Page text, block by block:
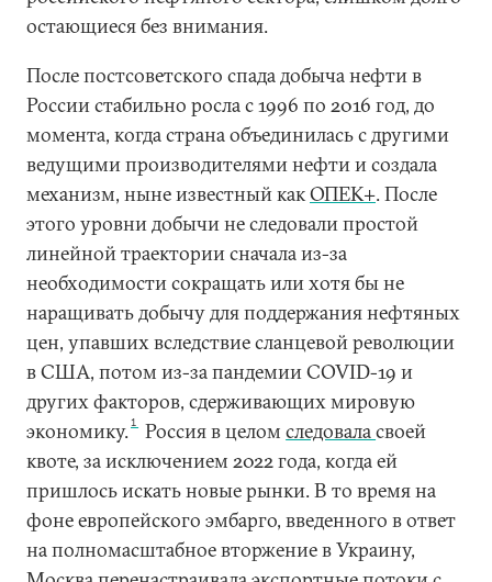
остающиеся без внимания.
После постсоветского спада добыча нефти в
России стабильно росла с 1996 по 2016 год, до
момента, когда страна объединилась с другими
ведущими производителями нефти и создала
механизм, ныне известный какОПЕК+. После
этого уровни добычи не следовали простой
линейной траектории сначала из-за
необходимости сокращать или хотя бы не
наращивать добычу для поддержания нефтяных
цен, упавших вследствие сланцевой революции
в США, потом из-за пандемии COVID-19 и
других факторов, сдерживающих мировую
экономику.1 Россия в целомследоваласвоей
квоте, за исключением 2022 года, когда ей
пришлось искать новые рынки. В то время на
фоне европейского эмбарго, введенного в ответ
на полномасштабное вторжение в Украину,